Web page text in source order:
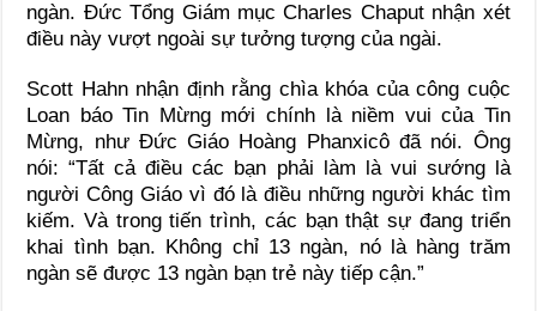
ngàn. Đức Tổng Giám mục Charles Chaput nhận xét
điều này vượt ngoài sự tưởng tượng của ngài.
Scott Hahn nhận định rằng chìa khóa của công cuộc
Loan báo Tin Mừng mới chính là niềm vui của Tin
Mừng, như Đức Giáo Hoàng Phanxicô đã nói. Ông
nói: “Tất cả điều các bạn phải làm là vui sướng là
người Công Giáo vì đó là điều những người khác tìm
kiếm. Và trong tiến trình, các bạn thật sự đang triển
khai tình bạn. Không chỉ 13 ngàn, nó là hàng trăm
ngàn sẽ được 13 ngàn bạn trẻ này tiếp cận.”